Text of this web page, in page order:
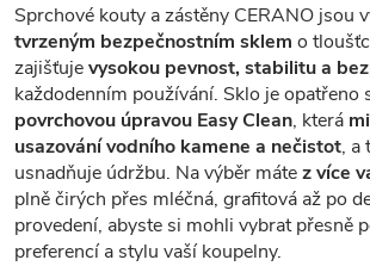
Sprchové kouty a zástěny CERANO jsou
tvrzeným bezpečnostním sklem o
zajišťujevysokou pevnost, stabilitu a
každodenním používání. Sklo je opatřeno
povrchovou úpravou Easy Clean, která
usazování vodního kamene a nečistot, a
usnadňuje údržbu. Na výběr mátez více
plně čirých přes mléčná, grafitová až po
provedení, abyste si mohli vybrat přesně
preferencí a stylu vaší koupelny.